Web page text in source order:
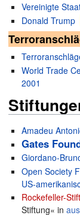
Vereinigte
Donald Trump
World Trade
2001
Amadeu
Gates
Giordano-
Open Society
US-
Rockefeller-
Stiftung« in